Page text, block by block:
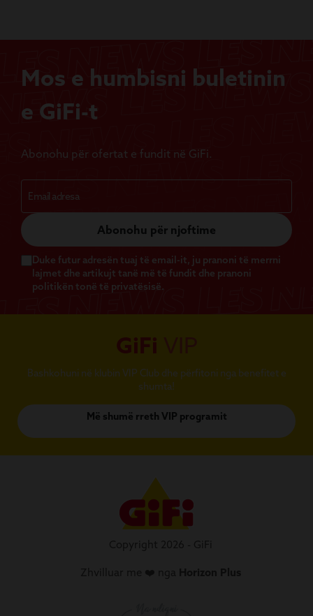
Mos e humbisni buletinin
e GiFi-t
Abonohu për ofertat e fundit në GiFi.
Abonohu për njoftime
Duke futur adresën tuaj të email-it, ju pranoni të merrni
lajmet dhe artikujt tanë më të fundit dhe pranoni
politikën tonë të privatësisë.
GiFi
Bashkohuni në klubin VIP Club dhe përfitoni nga benefitet e
shumta!
Më shumë rreth VIP programit